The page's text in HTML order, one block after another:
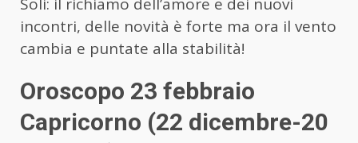
Soli: il richiamo dell’amore e dei nuovi
incontri, delle novità è forte ma ora il vento
cambia e puntate alla stabilità!
Oroscopo 23 febbraio
Capricorno (22 dicembre-20